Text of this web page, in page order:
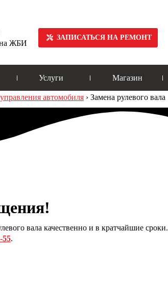
ЖБИ
ЗАПИСАТЬСЯ НА РЕМОНТ
Услуги Магазин
автомобиля › Замена рулевого вала
вала качественно и в кратчайшие сроки.
55.